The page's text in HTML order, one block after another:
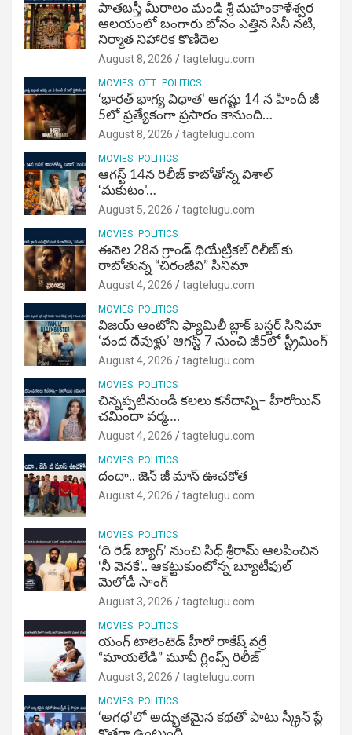
పాతబస్తీ మీరాలం మండి శ్రీ మహంకాళేశ్వర
ఆలయంలో బంగారు బోనం ఎత్తిన సినీ నటి,
నిర్మాత నిహారిక కొణిదెల
August 8, 2026 tagtelugu.com
MOVIES OTT POLITICS
‘భారత్ భాగ్య విధాత’ ఆగష్టు 14 న హిందీ జీ
5లో ప్రత్యేకంగా ప్రసారం కానుంది…
August 8, 2026 tagtelugu.com
MOVIES POLITICS
ఆగస్ట్ 14న రిలీజ్ కాబోతోన్న విశాల్
‘మకుటం’…
August 5, 2026 tagtelugu.com
MOVIES POLITICS
ఈనెల 28న గ్రాండ్ థియేట్రికల్ రిలీజ్ కు
రాబోతున్న “చిరంజీవి” సినిమా
August 4, 2026 tagtelugu.com
MOVIES POLITICS
విజ‌య్ ఆంటోని ఫ్యామిలీ బ్లాక్ బ‌స్ట‌ర్‌ సినిమా
‘వంద దేవుళ్లు’ ఆగస్ట్ 7 నుంచి జీ5లో స్ట్రీమింగ్
August 4, 2026 tagtelugu.com
MOVIES POLITICS
చిన్నప్పటినుండి కలలు కనేదాన్ని– హీరోయిన్‌
చమిందా వర్మ….
August 4, 2026 tagtelugu.com
MOVIES POLITICS
దందా.. జెన్ జీ మాస్ ఊచకోత
August 4, 2026 tagtelugu.com
MOVIES POLITICS
‘ది రెడ్ బ్యాగ్’ నుంచి సిధ్ శ్రీరామ్ ఆలపించిన
‘నీ వెనకే’.. ఆకట్టుకుంటోన్న బ్యూటీఫుల్
మెలోడీ సాంగ్
August 3, 2026 tagtelugu.com
MOVIES POLITICS
యంగ్ టాలెంటెడ్ హీరో రాకేష్ వర్రే
“మాయలేడి” మూవీ గ్లింప్స్ రిలీజ్
August 3, 2026 tagtelugu.com
MOVIES POLITICS
‘అగధ’లో అద్భుతమైన కథతో పాటు స్క్రీన్ ప్లే